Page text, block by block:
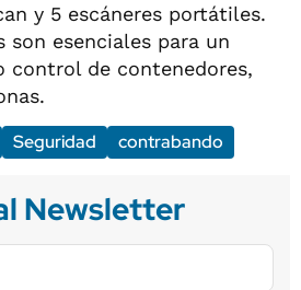
y 5 escáneres portátiles.
son esenciales para un
control de contenedores,
Seguridad contrabando
Newsletter